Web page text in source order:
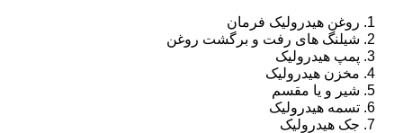
روغن هیدرولیک فرمان
شیلنگ های رفت و برگشت روغن
پمپ هیدرولیک
مخزن هیدرولیک
شیر و یا مقسم
تسمه هیدرولیک
جک هیدرولیک